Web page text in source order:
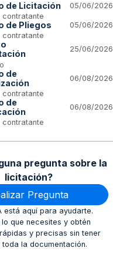
de Licitación
05/06/2026
contratante
de Pliegos
05/06/2026
contratante
25/06/2026
de
06/08/2026
contratante
de
06/08/2026
contratante
pregunta sobre la
licitación?
Pregunta
está aquí para ayudarte.
lo que necesites y obtén
y precisas sin tener
toda la documentación.